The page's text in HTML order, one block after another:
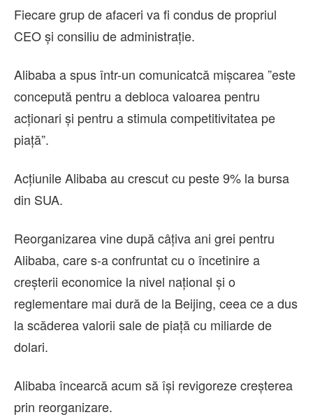
Fiecare grup de afaceri va fi condus de propriul
CEO şi consiliu de administraţie.
Alibaba a spus într-un comunicatcă mişcarea ”este
concepută pentru a debloca valoarea pentru
acţionari şi pentru a stimula competitivitatea pe
piaţă”.
Acţiunile Alibaba au crescut cu peste 9% la bursa
din SUA.
Reorganizarea vine după câţiva ani grei pentru
Alibaba, care s-a confruntat cu o încetinire a
creşterii economice la nivel naţional şi o
reglementare mai dură de la Beijing, ceea ce a dus
la scăderea valorii sale de piaţă cu miliarde de
dolari.
Alibaba încearcă acum să îşi revigoreze creşterea
prin reorganizare.